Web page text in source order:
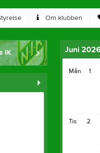
Om klubben
IK Juni
1
Mån
2
Tis